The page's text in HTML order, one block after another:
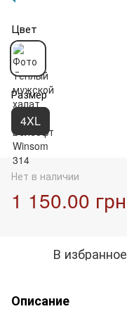
Цвет
Размер
4XL
Нет в наличии
1 150.00 грн
В избранное
Описание